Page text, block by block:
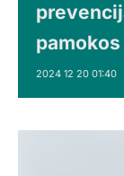
pamokos
2024 12 20 01:40